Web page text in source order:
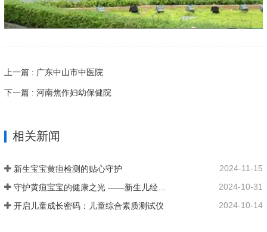
上一篇 : 广东中山市中医院
下一篇 : 河南焦作妇幼保健院
相关新闻
新生宝宝黄疸检测的贴心守护 2024-11-15
2024-10-31
开启儿童成长密码：儿童综合素质测试仪 2024-10-14